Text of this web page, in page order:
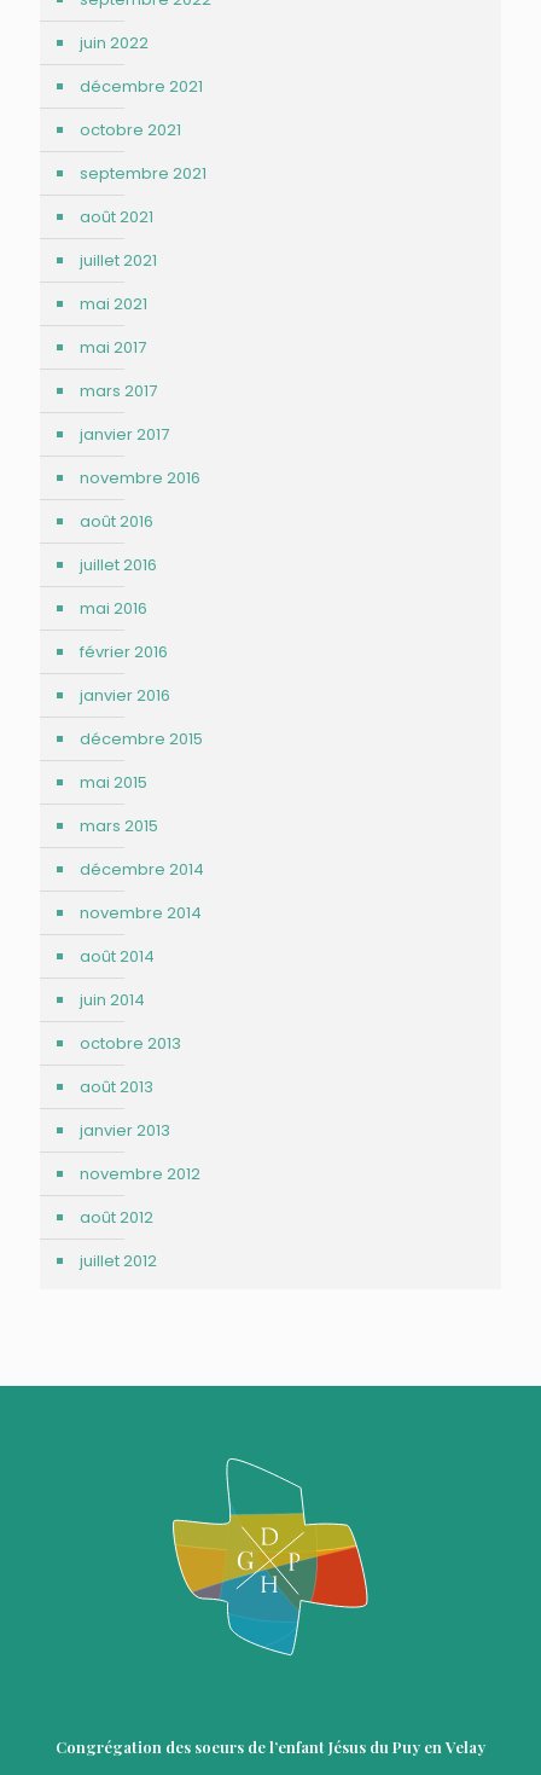
juin 2022
décembre 2021
octobre 2021
septembre 2021
août 2021
juillet 2021
mai 2021
mai 2017
mars 2017
janvier 2017
novembre 2016
août 2016
juillet 2016
mai 2016
février 2016
janvier 2016
décembre 2015
mai 2015
mars 2015
décembre 2014
novembre 2014
août 2014
juin 2014
octobre 2013
août 2013
janvier 2013
novembre 2012
août 2012
juillet 2012
Congrégation des soeurs de l’enfant Jésus du Puy en Velay